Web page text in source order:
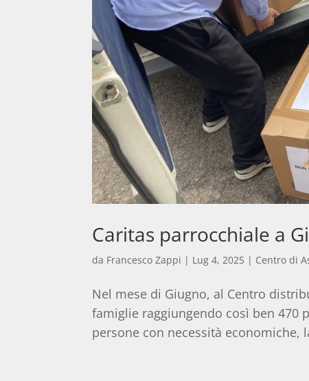
Caritas parrocchiale a
da Francesco Zappi | Lug 4, 2025 | Centro di
Nel mese di Giugno, al Centro
famiglie raggiungendo così ben 470
persone con necessità